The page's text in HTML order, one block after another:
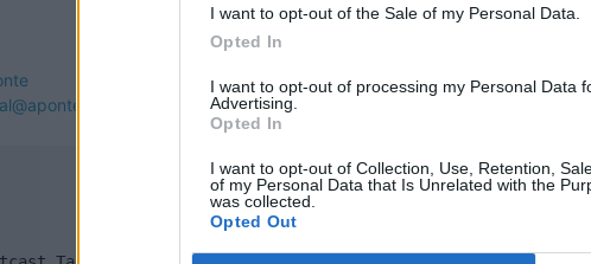
I want to opt-out of the Sale of my Personal Data.
Opted In
I want to opt-out of processing my Personal Data
Advertising.
Opted In
I want to opt-out of Collection, Use, Retention,
of my Personal Data that Is Unrelated with the
was collected.
Opted Out